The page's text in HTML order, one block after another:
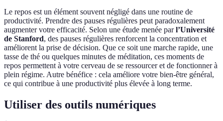
Le repos est un élément souvent négligé dans une routine de
productivité. Prendre des pauses régulières peut paradoxalement
augmenter votre efficacité. Selon une étude menée parl’Université
de Stanford, des pauses régulières renforcent la concentration et
améliorent la prise de décision. Que ce soit une marche rapide, une
tasse de thé ou quelques minutes de méditation, ces moments de
repos permettent à votre cerveau de se ressourcer et de fonctionner à
plein régime. Autre bénéfice : cela améliore votre bien-être général,
ce qui contribue à une productivité plus élevée à long terme.
Utiliser des outils numériques